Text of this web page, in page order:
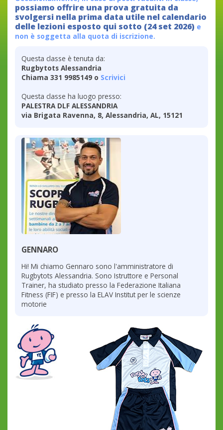
possiamo offrire una prova gratuita da
svolgersi nella prima data utile nel calendario
delle lezioni esposto qui sotto (24 set 2026) e
non è soggetta alla quota di iscrizione.
Questa classe è tenuta da:
Rugbytots Alessandria
Chiama 331 9985149 o Scrivici
Questa classe ha luogo presso:
PALESTRA DLF ALESSANDRIA
via Brigata Ravenna, 8, Alessandria, AL, 15121
GENNARO
Hi! Mi chiamo Gennaro sono l'amministratore di
Rugbytots Alessandria. Sono Istruttore e Personal
Trainer, ha studiato presso la Federazione Italiana
Fitness (FIF) e presso la ELAV Institut per le scienze
motorie